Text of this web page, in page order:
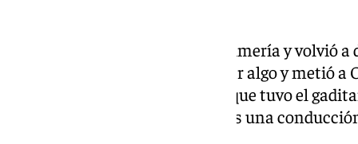
Supo pescar en río revuelto el Almería y volvió
Funes estaba obligado a cambiar algo y metió
maravillas, pues en la primera que tuvo el
trallazo desde fuera del área tras una